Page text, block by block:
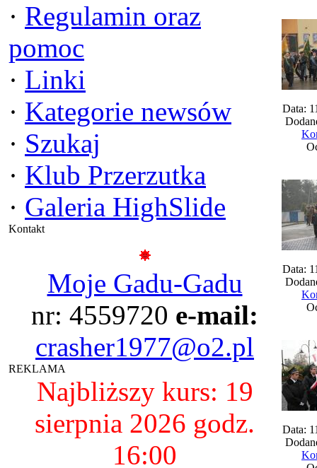
· Regulamin oraz
pomoc
· Linki
· Kategorie newsów
· Szukaj
· Klub Przerzutka
· Galeria HighSlide
Kontakt
Moje Gadu-Gadu
nr: 4559720 e-mail:
crasher1977@o2.pl
REKLAMA
Najbliższy kurs: 19
sierpnia 2026 godz.
16:00
Data:
Data:
Data: